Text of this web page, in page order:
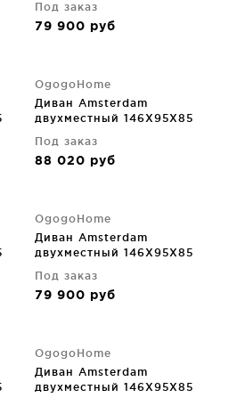
Под заказ
79 900 руб
OgogoHome
Диван Amsterdam
двухместный 146X95X85
Под заказ
88 020 руб
OgogoHome
Диван Amsterdam
двухместный 146X95X85
Под заказ
79 900 руб
OgogoHome
Диван Amsterdam
двухместный 146X95X85